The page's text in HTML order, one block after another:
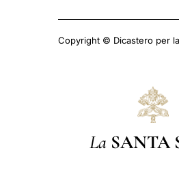
Copyright © Dicastero per
La SANTA